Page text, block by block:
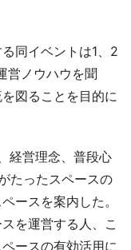
同イベントは1、2
営ノウハウを聞
図ることを目的に
経営理念、普段心
たったスペースの
ースを案内した。
を運営する人、こ
ースの有効活用に